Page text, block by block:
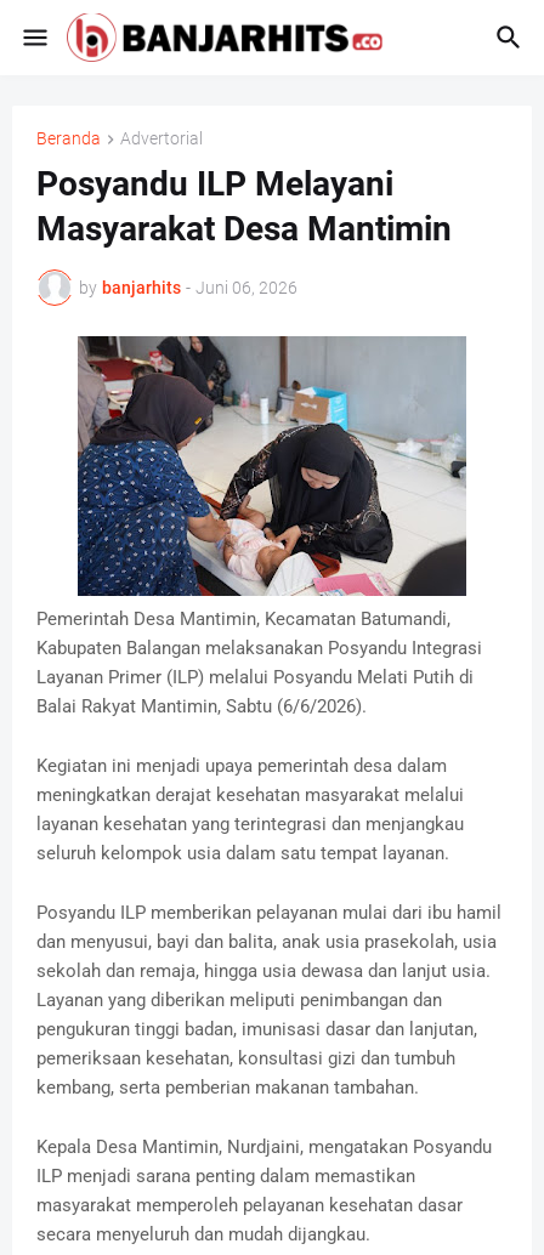
Beranda Advertorial
Posyandu ILP Melayani
Masyarakat Desa Mantimin
by banjarhits - Juni 06, 2026
Pemerintah Desa Mantimin, Kecamatan Batumandi,
Kabupaten Balangan melaksanakan Posyandu Integrasi
Layanan Primer (ILP) melalui Posyandu Melati Putih di
Balai Rakyat Mantimin, Sabtu (6/6/2026).
Kegiatan ini menjadi upaya pemerintah desa dalam
meningkatkan derajat kesehatan masyarakat melalui
layanan kesehatan yang terintegrasi dan menjangkau
seluruh kelompok usia dalam satu tempat layanan.
Posyandu ILP memberikan pelayanan mulai dari ibu hamil
dan menyusui, bayi dan balita, anak usia prasekolah, usia
sekolah dan remaja, hingga usia dewasa dan lanjut usia.
Layanan yang diberikan meliputi penimbangan dan
pengukuran tinggi badan, imunisasi dasar dan lanjutan,
pemeriksaan kesehatan, konsultasi gizi dan tumbuh
kembang, serta pemberian makanan tambahan.
Kepala Desa Mantimin, Nurdjaini, mengatakan Posyandu
ILP menjadi sarana penting dalam memastikan
masyarakat memperoleh pelayanan kesehatan dasar
secara menyeluruh dan mudah dijangkau.